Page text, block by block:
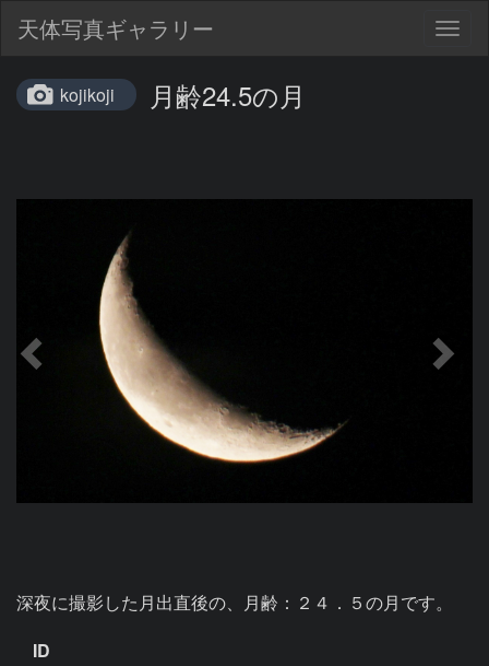
天体写真ギャラリー
kojikoji 月齢24.5の月
深夜に撮影した月出直後の、月齢：２４．５の月です。
ID